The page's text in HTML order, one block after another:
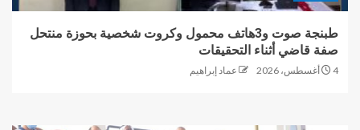
طبنجة صوت و3هاتف محمول وكروت شخصية بحوزة منتحل
صفة قاضي أثناء التحقيقات
4 أغسطس، 2026 عماد إبراهيم